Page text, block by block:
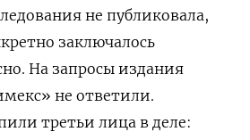
не публиковала,
заключалось
На запросы издания
не ответили.
третьи лица в деле: